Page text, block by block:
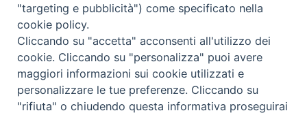
Per l'Emilia-Romagna :
Per la Lombardia :Link al Mod.Accompagnamento
08/08/2026 PER LA REGIONE LOMBARDIA:
DR. PAVONI ENRICO tel. 3391639372
"targeting e pubblicità") come specificato nella
cookie policy.
Cliccando su "accetta" acconsenti all'utilizzo dei
cookie. Cliccando su "personalizza" puoi avere
maggiori informazioni sui cookie utilizzati e
personalizzare le tue preferenze. Cliccando su
"rifiuta" o chiudendo questa informativa proseguirai